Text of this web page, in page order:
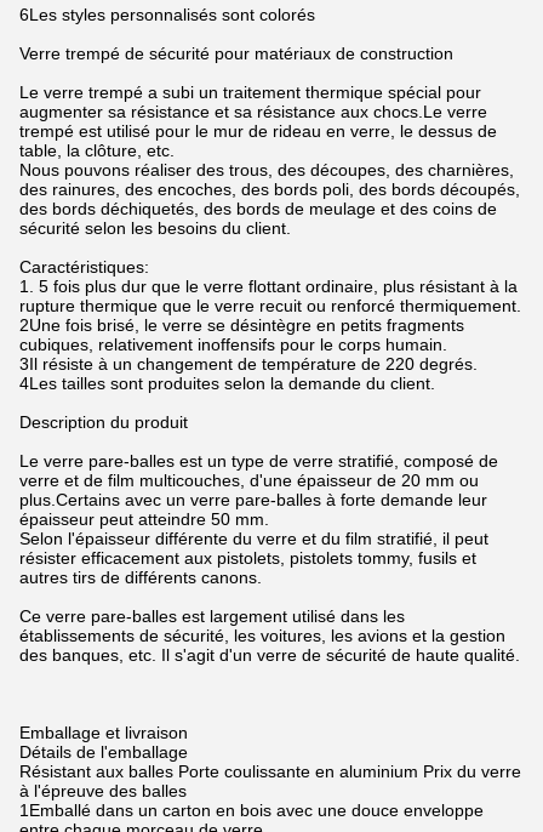
6Les styles personnalisés sont colorés
Verre trempé de sécurité pour matériaux de construction
Le verre trempé a subi un traitement thermique spécial pour
augmenter sa résistance et sa résistance aux chocs.Le verre
trempé est utilisé pour le mur de rideau en verre, le dessus de
table, la clôture, etc.
Nous pouvons réaliser des trous, des découpes, des charnières,
des rainures, des encoches, des bords poli, des bords découpés,
des bords déchiquetés, des bords de meulage et des coins de
sécurité selon les besoins du client.
Caractéristiques:
1. 5 fois plus dur que le verre flottant ordinaire, plus résistant à la
rupture thermique que le verre recuit ou renforcé thermiquement.
2Une fois brisé, le verre se désintègre en petits fragments
cubiques, relativement inoffensifs pour le corps humain.
3Il résiste à un changement de température de 220 degrés.
4Les tailles sont produites selon la demande du client.
Description du produit
Le verre pare-balles est un type de verre stratifié, composé de
verre et de film multicouches, d'une épaisseur de 20 mm ou
plus.Certains avec un verre pare-balles à forte demande leur
épaisseur peut atteindre 50 mm.
Selon l'épaisseur différente du verre et du film stratifié, il peut
résister efficacement aux pistolets, pistolets tommy, fusils et
autres tirs de différents canons.
Ce verre pare-balles est largement utilisé dans les
établissements de sécurité, les voitures, les avions et la gestion
des banques, etc. Il s'agit d'un verre de sécurité de haute qualité.
Emballage et livraison
Détails de l'emballage
Résistant aux balles Porte coulissante en aluminium Prix du verre
à l'épreuve des balles
1Emballé dans un carton en bois avec une douce enveloppe